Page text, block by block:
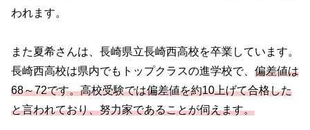
われます。
また夏希さんは、長崎県立長崎西高校を卒業しています。
長崎西高校は県内でもトップクラスの進学校で、 偏差値は
68～72です。高校受験では偏差値を約10上げて合格した
と言われており、努力家であることが伺えます。